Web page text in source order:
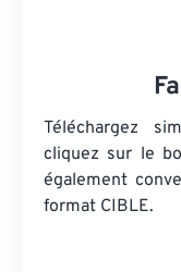
Téléchargez
cliquez sur le
également
format CIBLE.